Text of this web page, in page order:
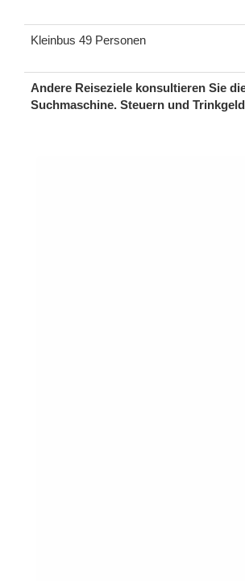
Kleinbus 49 Personen
Andere Reiseziele konsultieren Sie
Suchmaschine. Steuern und